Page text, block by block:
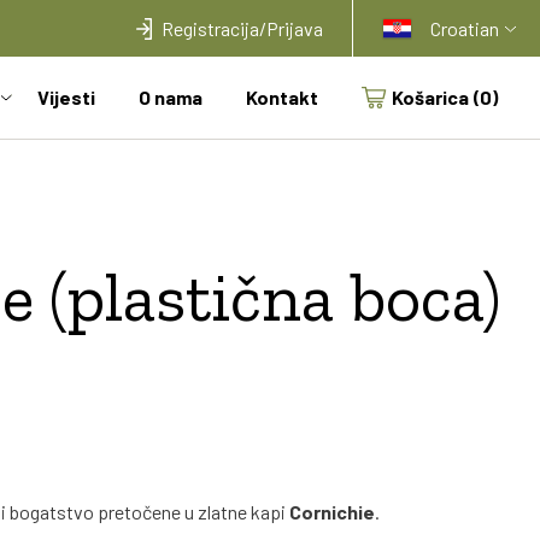
Registracija/Prijava Croatian
Vijesti O nama Kontakt Košarica (0)
(plastična boca)
bogatstvo pretočene u zlatne kapi Cornichie.